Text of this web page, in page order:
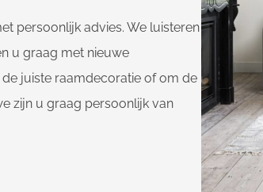
persoonlijk advies. We luisteren
u graag met nieuwe
juiste raamdecoratie of om de
zijn u graag persoonlijk van